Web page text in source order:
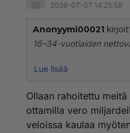
2026-07-07 14:25:58
Anonyymi00021
16–34-vuotiaiden
● Malta 257 500
● Belgia 97 200
● Slovakia 74 600
● Viro 62 200
Lue lisää
Ollaan rahoitettu
ottamilla vero
veloissa kaulaa